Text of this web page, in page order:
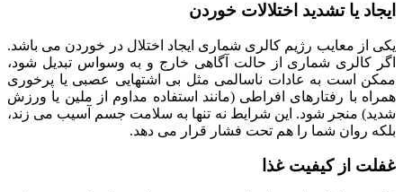
ایجاد یا تشدید اختلالات خوردن
یکی از معایب رژیم کالری شماری ایجاد اختلال در خوردن می باشد.
اگر کالری شماری از حالت آگاهی خارج و به وسواس تبدیل شود،
ممکن است به عادات ناسالمی مثل بی اشتهایی عصبی یا پرخوری
همراه با رفتارهای افراطی (مانند استفاده مداوم از ملین یا ورزش
شدید) منجر شود. این شرایط نه تنها به سلامت جسم آسیب می زند،
بلکه روان شما را هم تحت فشار قرار می دهد.
غفلت از کیفیت غذا